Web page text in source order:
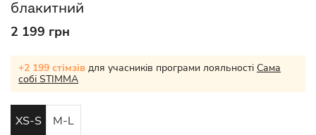
блакитний
2 199 грн
+2 199 стімзів для учасників програми лояльності Сама
собі STIMMA
XS-S
M-L